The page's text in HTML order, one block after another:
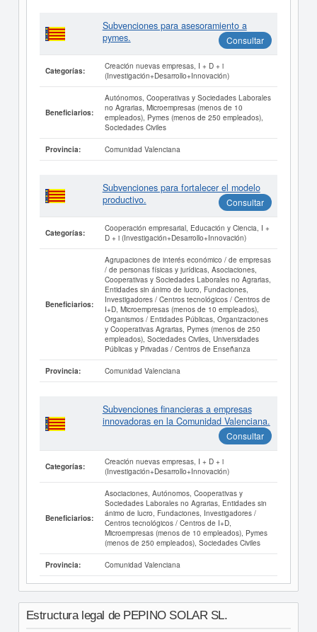
Subvenciones para asesoramiento a
pymes.
Consultar
Categorías:
Creación nuevas empresas, I + D + i
(Investigación+Desarrollo+Innovación)
Beneficiarios:
Autónomos, Cooperativas y Sociedades Laborales
no Agrarias, Microempresas (menos de 10
empleados), Pymes (menos de 250 empleados),
Sociedades Civiles
Provincia: Comunidad Valenciana
Subvenciones para fortalecer el modelo
productivo.
Consultar
Categorías:
Cooperación empresarial, Educación y Ciencia, I +
D + i (Investigación+Desarrollo+Innovación)
Beneficiarios:
Agrupaciones de interés económico / de empresas
/ de personas físicas y jurídicas, Asociaciones,
Cooperativas y Sociedades Laborales no Agrarias,
Entidades sin ánimo de lucro, Fundaciones,
Investigadores / Centros tecnológicos / Centros de
I+D, Microempresas (menos de 10 empleados),
Organismos / Entidades Públicas, Organizaciones
y Cooperativas Agrarias, Pymes (menos de 250
empleados), Sociedades Civiles, Universidades
Públicas y Privadas / Centros de Enseñanza
Provincia: Comunidad Valenciana
Subvenciones financieras a empresas
innovadoras en la Comunidad Valenciana.
Consultar
Categorías:
Creación nuevas empresas, I + D + i
(Investigación+Desarrollo+Innovación)
Beneficiarios:
Asociaciones, Autónomos, Cooperativas y
Sociedades Laborales no Agrarias, Entidades sin
ánimo de lucro, Fundaciones, Investigadores /
Centros tecnológicos / Centros de I+D,
Microempresas (menos de 10 empleados), Pymes
(menos de 250 empleados), Sociedades Civiles
Provincia: Comunidad Valenciana
Estructura legal de PEPINO SOLAR SL.